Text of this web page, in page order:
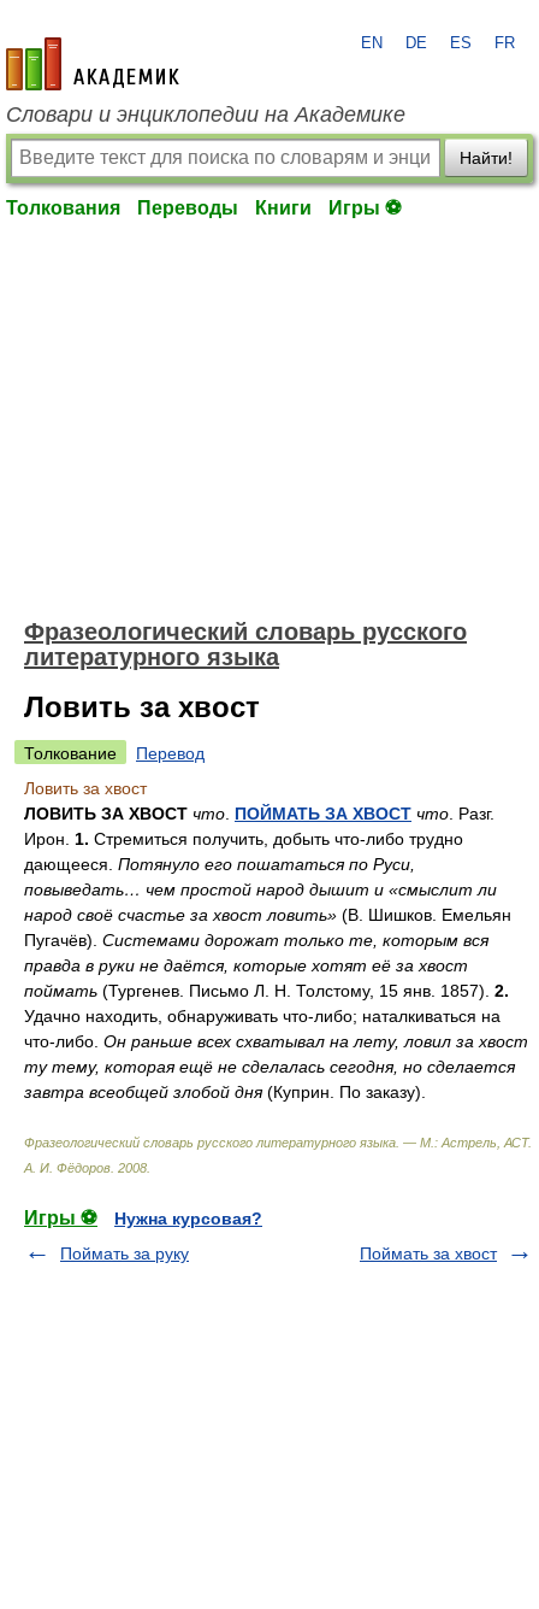
academic.ru
EN DE ES FR
Словари и энциклопедии на Академике
Найти!
Толкования Переводы Книги Игры ⚽
Фразеологический словарь русского
литературного языка
Ловить за хвост
Толкование
Перевод
Ловить за хвост
ЛОВИТЬ ЗА ХВОСТ что ПОЙМАТЬ ЗА ХВОСТ что . Разг.
Ирон. 1. Стремиться получить, добыть что-либо трудно
дающееся. Потянуло его пошататься по Руси,
повыведать… чем простой народ дышит и «смыслит ли
народ своё счастье за хвост ловить» (В. Шишков. Емельян
Пугачёв). Системами дорожат только те, которым вся
правда в руки не даётся, которые хотят её за хвост
поймать (Тургенев. Письмо Л. Н. Толстому, 15 янв. 1857). 2.
Удачно находить, обнаруживать что-либо; наталкиваться на
что-либо. Он раньше всех схватывал на лету, ловил за хвост
ту тему, которая ещё не сделалась сегодня, но сделается
завтра всеобщей злобой дня(Куприн. По заказу).
Фразеологический словарь русского литературного языка. — М.: Астрель, АСТ.
А. И. Фёдоров 2008
Игры ⚽
Нужна курсовая?
Поймать за руку
Поймать за хвост